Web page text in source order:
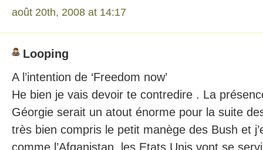
août 20th, 2008 at 14:17
Looping
A l’intention de ‘Freedom now’
He bien je vais devoir te contredire . La
Géorgie serait un atout énorme pour la suite
très bien compris le petit manège des Bush et
comme l’Afganistan, les Etats Unis vont se